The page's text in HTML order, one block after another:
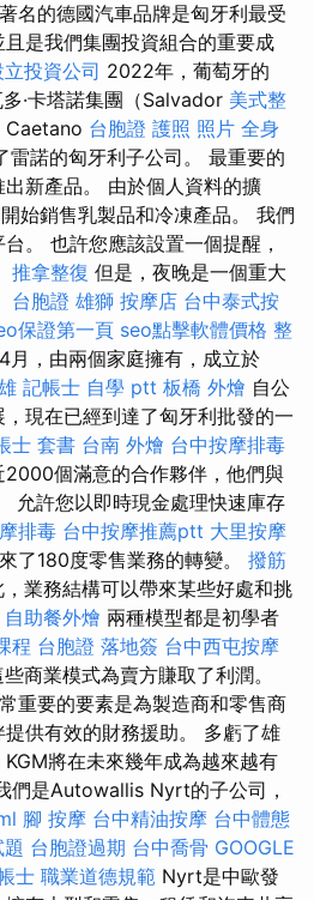
名的德國汽車品牌是匈牙利最受
是我們集團投資組合的重要成
投資公司 2022年，葡萄牙的
·卡塔諾集團（Salvador 美式整
Caetano 台胞證 護照 照片 全身
雷諾的匈牙利子公司。 最重要的
新產品。 由於個人資料的擴
始銷售乳製品和冷凍產品。 我們
。 也許您應該設置一個提醒，
推拿整復 但是，夜晚是一個重大
台胞證 雄獅 按摩店 台中泰式按
保證第一頁 seo點擊軟體價格 整
月，由兩個家庭擁有，成立於
記帳士 自學 ptt 板橋 外燴 自公
現在已經到達了匈牙利批發的一
士 套書 台南 外燴 台中按摩排毒
2000個滿意的合作夥伴，他們與
允許您以即時現金處理快速庫存
排毒 台中按摩推薦ptt 大里按摩
了180度零售業務的轉變。 撥筋
業務結構可以帶來某些好處和挑
自助餐外燴 兩種模型都是初學者
程 台胞證 落地簽 台中西屯按摩
商業模式為賣方賺取了利潤。
重要的要素是為製造商和零售商
供有效的財務援助。 多虧了雄
將在未來幾年成為越來越有
們是Autowallis Nyrt的子公司，
腳 按摩 台中精油按摩 台中體態
台胞證過期 台中喬骨 GOOGLE
士 職業道德規範 Nyrt是中歐發